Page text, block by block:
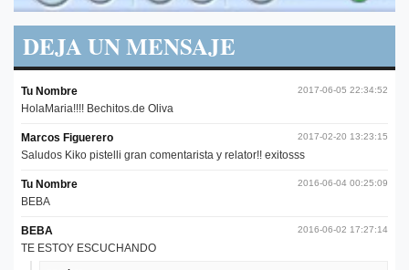
DEJA UN MENSAJE